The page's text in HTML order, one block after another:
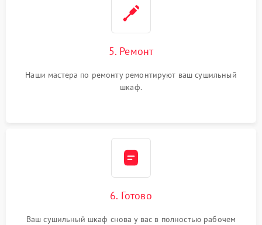
5. Ремонт
Наши мастера по ремонту ремонтируют ваш сушильный
шкаф.
6. Готово
Ваш сушильный шкаф снова у вас в полностью рабочем